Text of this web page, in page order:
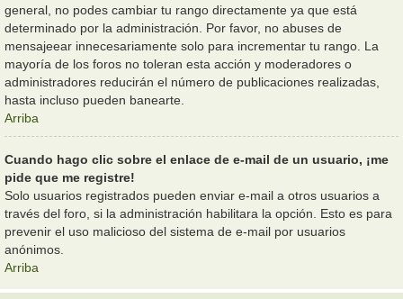
general, no podes cambiar tu rango directamente ya que está
determinado por la administración. Por favor, no abuses de
mensajeear innecesariamente solo para incrementar tu rango. La
mayoría de los foros no toleran esta acción y moderadores o
administradores reducirán el número de publicaciones realizadas,
hasta incluso pueden banearte.
Arriba
Cuando hago clic sobre el enlace de e-mail de un usuario, ¡me
pide que me registre!
Solo usuarios registrados pueden enviar e-mail a otros usuarios a
través del foro, si la administración habilitara la opción. Esto es para
prevenir el uso malicioso del sistema de e-mail por usuarios
anónimos.
Arriba